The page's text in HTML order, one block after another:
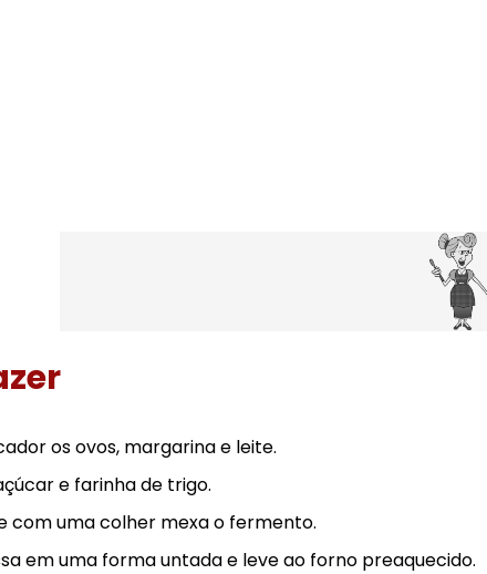
os ovos, margarina e leite.
e farinha de trigo.
com uma colher mexa o fermento.
em uma forma untada e leve ao forno preaquecido.